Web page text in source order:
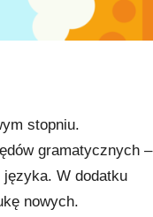
stopniu.
gramatycznych –
W dodatku
nowych.